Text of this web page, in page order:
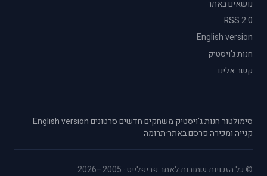
נושאים באתר
RSS 2.0
English version
חנות ג'ויסטיק
קשר אלינו
סימולטור·חנות ג'ויסטיק·משחקים חדשים·סרטונים·
English version
·
קנייה ומכירה·פרסם באתר·תרומה
© כל הזכויות שמורות לאתר פריפלייט · 2005–2026